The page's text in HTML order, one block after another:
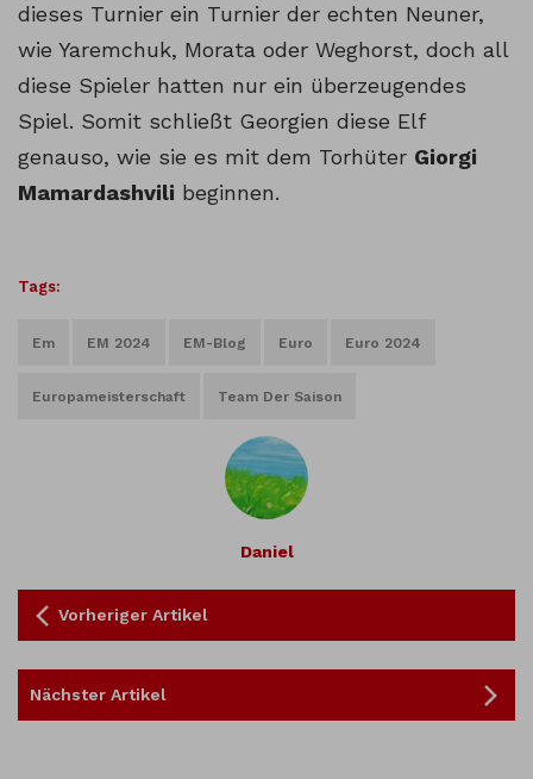
dieses Turnier ein Turnier der echten Neuner,
wie Yaremchuk, Morata oder Weghorst, doch all
diese Spieler hatten nur ein überzeugendes
Spiel. Somit schließt Georgien diese Elf
genauso, wie sie es mit dem Torhüter Giorgi
Mamardashvili beginnen.
Tags:
Em EM 2024 EM-Blog Euro Euro 2024
Europameisterschaft Team Der Saison
Daniel
Vorheriger Artikel
Nächster Artikel